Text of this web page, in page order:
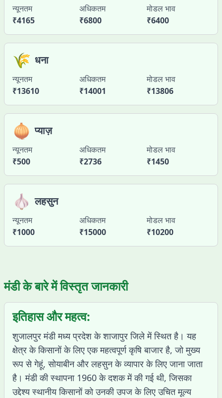
न्यूनतम
₹4165
अधिकतम
₹6800
मोडल भाव
₹6400
🌾 धना
न्यूनतम
₹13610
अधिकतम
₹14001
मोडल भाव
₹13806
🧅 प्याज़
न्यूनतम
₹500
अधिकतम
₹2736
मोडल भाव
₹1450
🧄 लहसुन
न्यूनतम
₹1000
अधिकतम
₹15000
मोडल भाव
₹10200
मंडी के बारे में विस्तृत जानकारी
इतिहास और महत्व:
शुजालपुर मंडी मध्य प्रदेश के शाजापुर जिले में स्थित है। यह
क्षेत्र के किसानों के लिए एक महत्वपूर्ण कृषि बाजार है, जो मुख्य
रूप से गेहूं, सोयाबीन और लहसुन के व्यापार के लिए जाना जाता
है। मंडी की स्थापना 1960 के दशक में की गई थी, जिसका
उद्देश्य स्थानीय किसानों को उनकी उपज के लिए उचित मूल्य